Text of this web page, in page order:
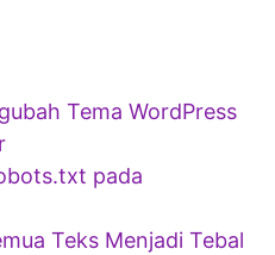
Tema WordPress
pada
Teks Menjadi Tebal